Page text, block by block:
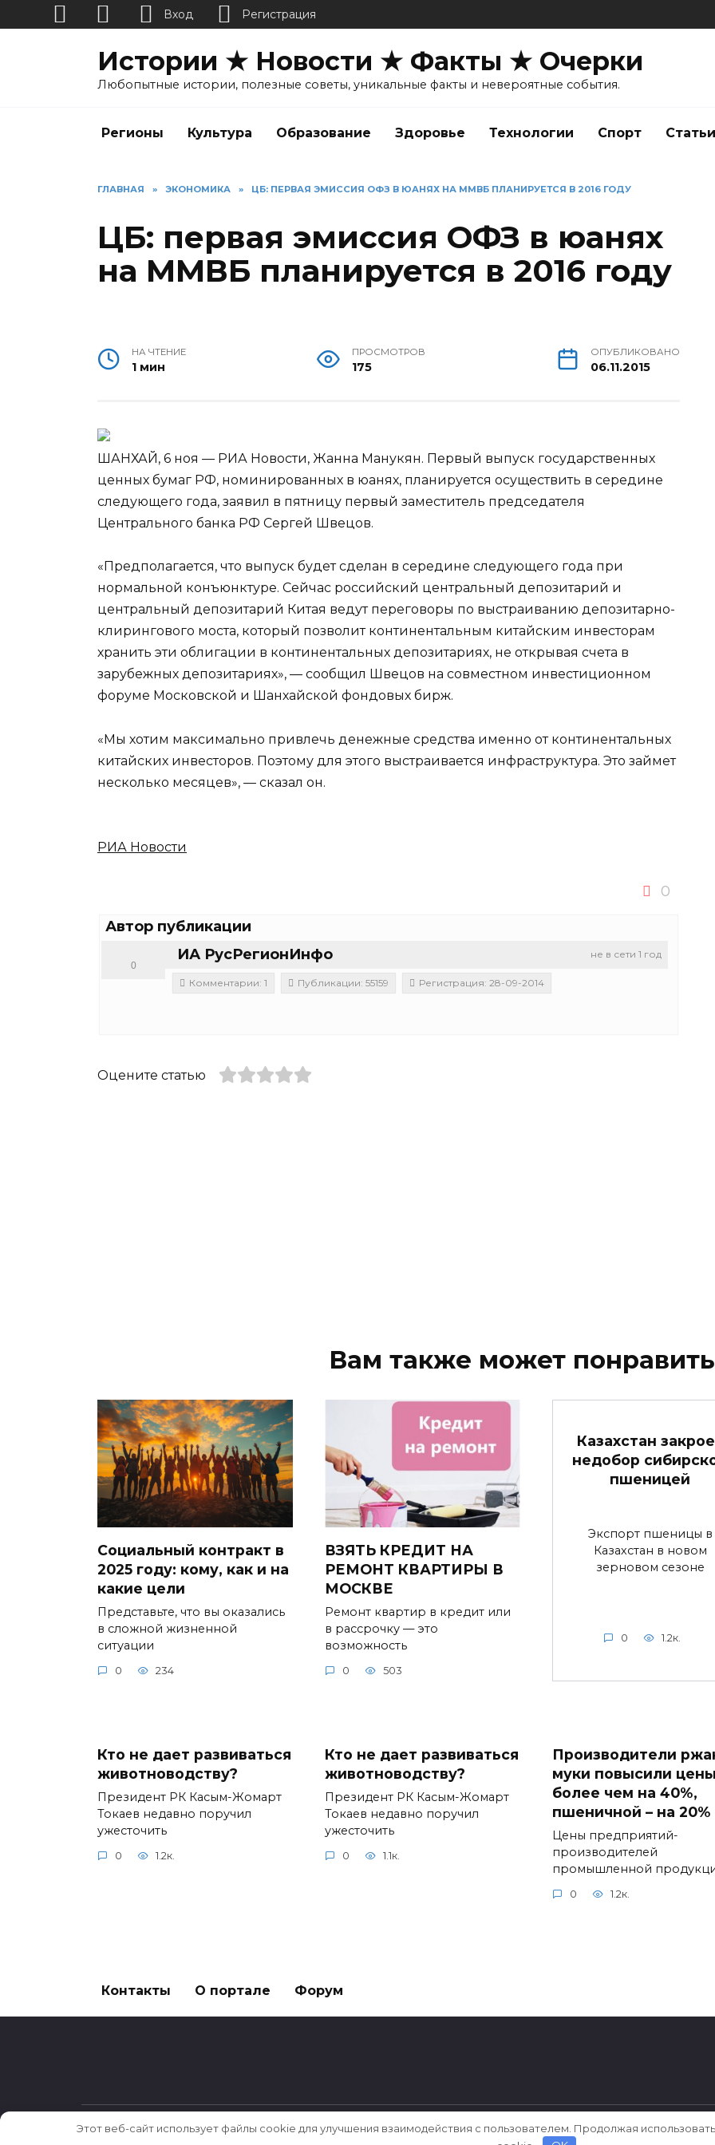
Истории ★ Новости ★ Факты ★ Очерки
Любопытные истории, полезные советы, уникальные факты и невероятные события.
Регионы Культура Образование Здоровье Технологии Спорт Статьи
ГЛАВНАЯ » ЭКОНОМИКА » ЦБ: ПЕРВАЯ ЭМИССИЯ ОФЗ В ЮАНЯХ НА ММВБ ПЛАНИРУЕТСЯ В 2016 ГОДУ
ЦБ: первая эмиссия ОФЗ в юанях
на ММВБ планируется в 2016 году
НА ЧТЕНИЕ
1 мин
ПРОСМОТРОВ
175
ОПУБЛИКОВАНО
06.11.2015
ШАНХАЙ, 6 ноя — РИА Новости, Жанна Манукян. Первый выпуск государственных
ценных бумаг РФ, номинированных в юанях, планируется осуществить в середине
следующего года, заявил в пятницу первый заместитель председателя
Центрального банка РФ Сергей Швецов.
«Предполагается, что выпуск будет сделан в середине следующего года при
нормальной конъюнктуре. Сейчас российский центральный депозитарий и
центральный депозитарий Китая ведут переговоры по выстраиванию депозитарно-
клирингового моста, который позволит континентальным китайским инвесторам
хранить эти облигации в континентальных депозитариях, не открывая счета в
зарубежных депозитариях», — сообщил Швецов на совместном инвестиционном
форуме Московской и Шанхайской фондовых бирж.
«Мы хотим максимально привлечь денежные средства именно от континентальных
китайских инвесторов. Поэтому для этого выстраивается инфраструктура. Это займет
несколько месяцев», — сказал он.
РИА Новости
0
Автор публикации
не в сети 1 год
ИА РусРегионИнфо
0
Комментарии: 1 Публикации: 55159 Регистрация: 28-09-2014
Оцените статью
Вам также может
Социальный контракт в
2025 году: кому, как и на
какие цели
Представьте, что вы оказались
в сложной жизненной
ситуации
0 234
ВЗЯТЬ КРЕДИТ НА
РЕМОНТ КВАРТИРЫ В
МОСКВЕ
Ремонт квартир в кредит или
в рассрочку — это
возможность
0 503
Казахстан
недобор
пшеницей
Экспорт пшеницы в
Казахстан в новом
зерновом сезоне
0 1.2к.
Кто не дает развиваться
животноводству?
Президент РК Касым-Жомарт
Токаев недавно поручил
ужесточить
0 1.2к.
Кто не дает развиваться
животноводству?
Президент РК Касым-Жомарт
Токаев недавно поручил
ужесточить
0 1.1к.
Производители
муки повысили
более чем на 40%,
пшеничной – на 20%
Цены предприятий-
производителей
промышленной
0 1.2к.
Контакты О портале Форум
Вход Регистрация
Этот веб-сайт использует файлы cookie для улучшения взаимодействия с пользователем. Продолжая